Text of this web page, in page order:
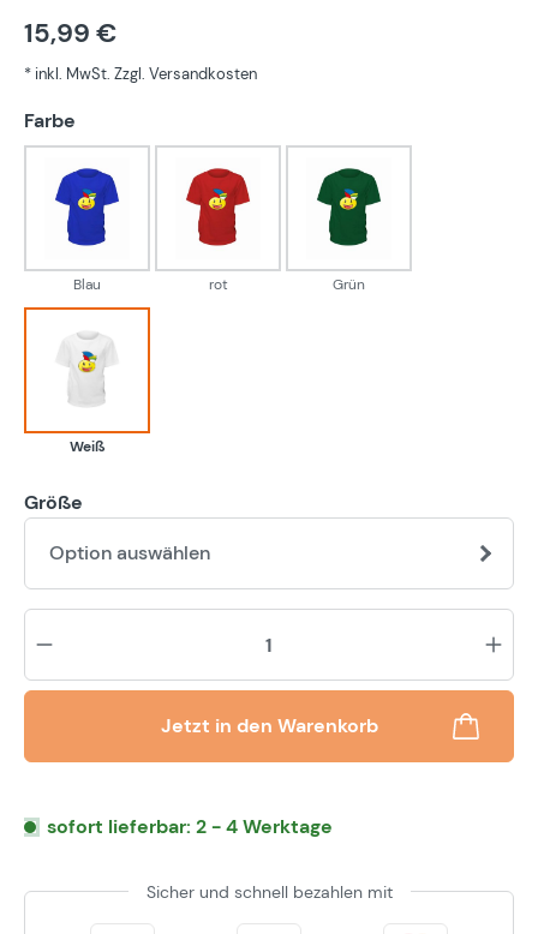
15,99 €
* inkl. MwSt. Zzgl. Versandkosten
Farbe
Blau
Blau
rot
rot
Grün
Grün
Weiß
Weiß
Größe
Option auswählen
Jetzt in den Warenkorb
sofort lieferbar: 2 - 4 Werktage
Sicher und schnell bezahlen mit